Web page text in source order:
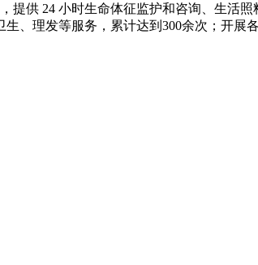
供 24 小时生命体征监护和咨询、生活
、理发等服务，累计达到300余次；开展